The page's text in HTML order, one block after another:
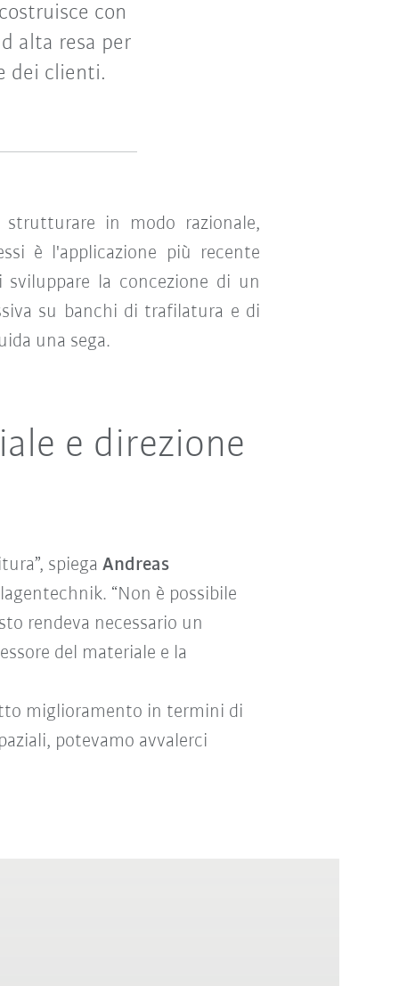
con
alta resa per
dei clienti.
in modo razionale,
è l'applicazione più recente
la concezione di un
su banchi di trafilatura e di
una sega.
e direzione
spiega Andreas
“Non è possibile
rendeva necessario un
del materiale e la
miglioramento in termini di
potevamo avvalerci